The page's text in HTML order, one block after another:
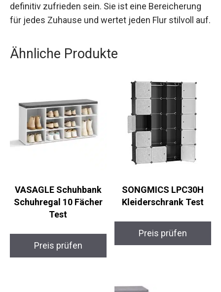
definitiv zufrieden sein. Sie ist eine Bereicherung
für jedes Zuhause und wertet jeden Flur stilvoll auf.
Ähnliche Produkte
VASAGLE Schuhbank
Schuhregal 10 Fächer
Test
Preis prüfen
SONGMICS LPC30H
Kleiderschrank Test
Preis prüfen